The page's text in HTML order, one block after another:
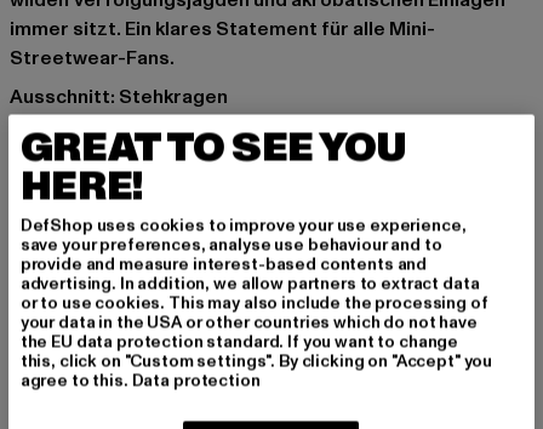
immer sitzt. Ein klares Statement für alle Mini-
Streetwear-Fans.
Ausschnitt: Stehkragen
Marke: Absolute Cult
Kat.: Long Sleeves
Farbe: schwarz
Hersteller Farbe: black
Materialzusammensetzung: 100% Baumwolle
Art.Nr: MP5008610-00007
Hersteller: TB International GmbH |info@tbint.de
Dr.-Robert-Murjahn-Straße 7 | 64372 Ober-Ramstadt |
DE
GREAT TO SEE YOU
HERE!
DefShop uses cookies to improve your use experience,
save your preferences, analyse use behaviour and to
provide and measure interest-based contents and
advertising. In addition, we allow partners to extract data
or to use cookies. This may also include the processing of
your data in the USA or other countries which do not have
the EU data protection standard. If you want to change
this, click on "Custom settings". By clicking on "Accept" you
agree to this. Data protection